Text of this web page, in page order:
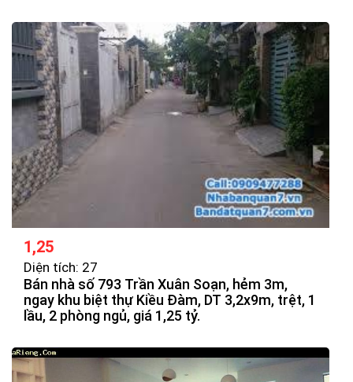
1,25
Diện tích: 27
Bán nhà số 793 Trần Xuân Soạn, hẻm 3m,
ngay khu biệt thự Kiều Đàm, DT 3,2x9m, trệt, 1
lầu, 2 phòng ngủ, giá 1,25 tỷ.